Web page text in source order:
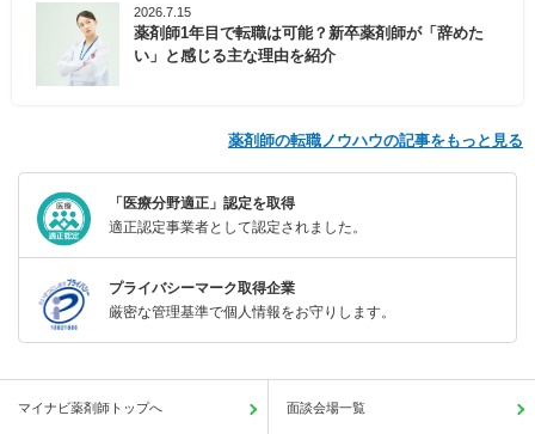
2026.7.15
薬剤師1年目で転職は可能？新卒薬剤師が「辞めた
い」と感じる主な理由を紹介
薬剤師の転職ノウハウの記事をもっと見る
「医療分野適正」認定を取得
適正認定事業者として認定されました。
プライバシーマーク取得企業
厳密な管理基準で個人情報をお守りします。
マイナビ薬剤師トップへ 面談会場一覧